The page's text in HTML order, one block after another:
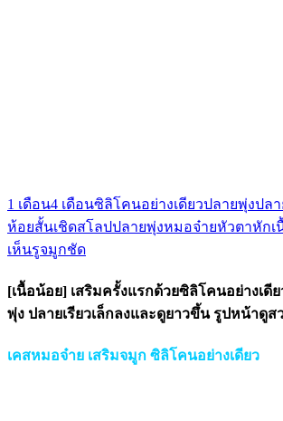
1 เดือน4 เดือนซิลิโคนอย่างเดียวปลายพุ่งปล
ห้อยสั้นเชิดสโลปปลายพุ่งหมอจ๋ายหัวตาหักเ
เห็นรูจมูกชัด
[เนื้อน้อย] เสริมครั้งแรกด้วยซิลิโคนอย่างเดี
พุ่ง ปลายเรียวเล็กลงและดูยาวขึ้น รูปหน้าดูส
เคสหมอจ๋าย เสริมจมูก ซิลิโคนอย่างเดียว